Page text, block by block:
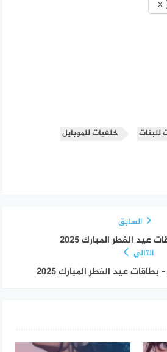
X
للبنات
خلفيات للموبايل
السابق
عيد الفطر المبارك 2025
التالي
عيد الفطر المبارك 2025